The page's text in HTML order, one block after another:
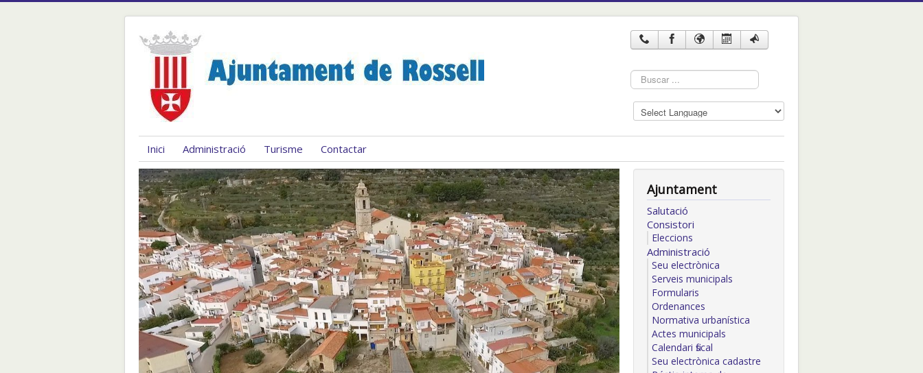
Cercar
...
Inici Administració Turisme Contactar
Ajuntament
Salutació
Consistori
Eleccions
Administració
Seu electrònica
Serveis municipals
Formularis
Ordenances
Normativa urbanística
Actes municipals
Calendari fiscal
Seu electrònica cadastre